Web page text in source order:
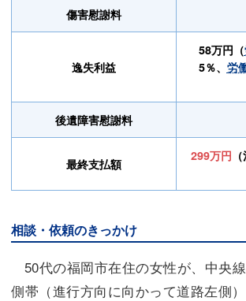
傷害慰謝料
逸失利益
58万円（
5％、 労
後遺障害慰謝料
最終支払額
299万円
相談・依頼のきっかけ
50代の福岡市在住の女性が、中央
側帯（進行方向に向かって道路左側